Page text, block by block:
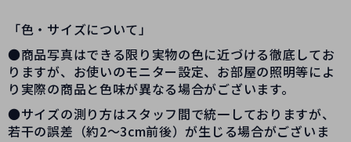
「色・サイズについて」
●商品写真はできる限り実物の色に近づける徹底してお
りますが、お使いのモニター設定、お部屋の照明等によ
り実際の商品と色味が異なる場合がございます。
●サイズの測り方はスタッフ間で統一しておりますが、
若干の誤差（約2～3cm前後）が生じる場合がございま